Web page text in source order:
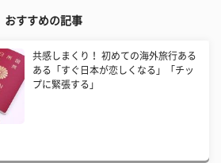
おすすめの記事
共感しまくり！ 初めての海外旅行ある
ある「すぐ日本が恋しくなる」「チッ
プに緊張する」